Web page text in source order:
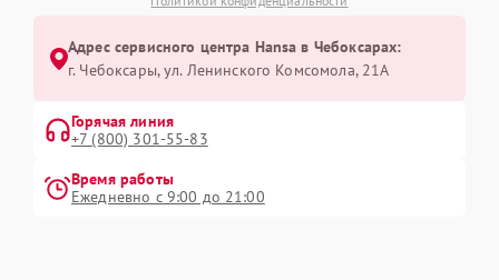
Адрес сервисного центра Hansa в Чебоксарах:
г. Чебоксары, ул. Ленинского Комсомола, 21А
Горячая линия
+7 (800) 301-55-83
Время работы
Ежедневно с 9:00 до 21:00